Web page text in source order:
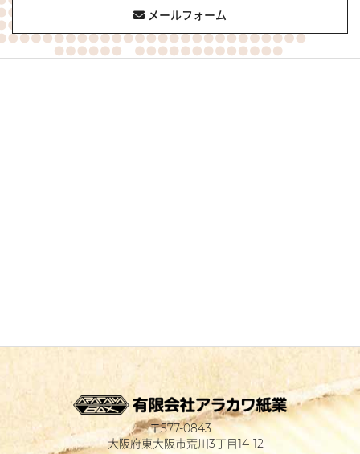
メールフォーム
577-0843
大阪府東大阪市荒川3丁目14-12